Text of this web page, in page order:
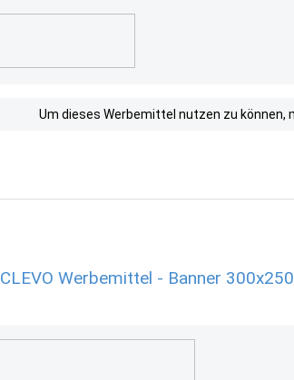
Um dieses Werbemittel nutzen zu können,
CLEVO Werbemittel - Banner 300x250